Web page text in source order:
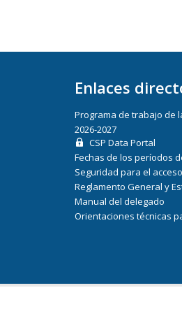
Enlaces
Programa de trabajo de
2026-2027
CSP Data Portal
Fechas de los períodos
Seguridad para el
Reglamento General y
Manual del delegado
Orientaciones técnicas